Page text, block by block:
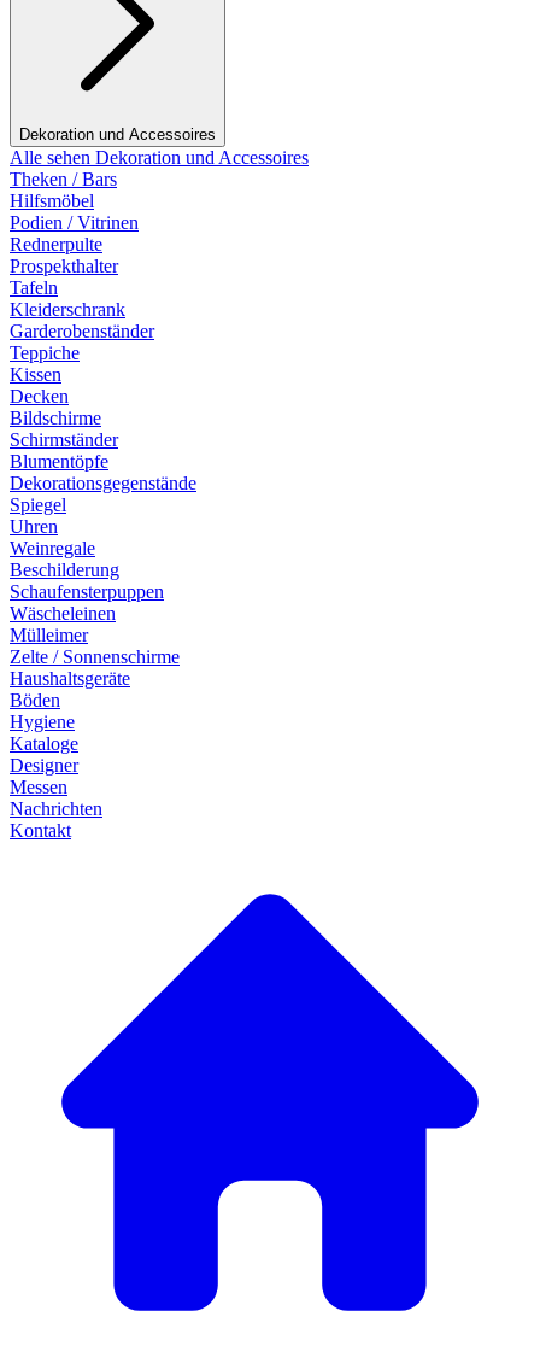
Dekoration und Accessoires
Alle sehen Dekoration und Accessoires
Theken / Bars
Hilfsmöbel
Podien / Vitrinen
Rednerpulte
Prospekthalter
Tafeln
Kleiderschrank
Garderobenständer
Teppiche
Kissen
Decken
Bildschirme
Schirmständer
Blumentöpfe
Dekorationsgegenstände
Spiegel
Uhren
Weinregale
Beschilderung
Schaufensterpuppen
Wäscheleinen
Mülleimer
Zelte / Sonnenschirme
Haushaltsgeräte
Böden
Hygiene
Kataloge
Designer
Messen
Nachrichten
Kontakt